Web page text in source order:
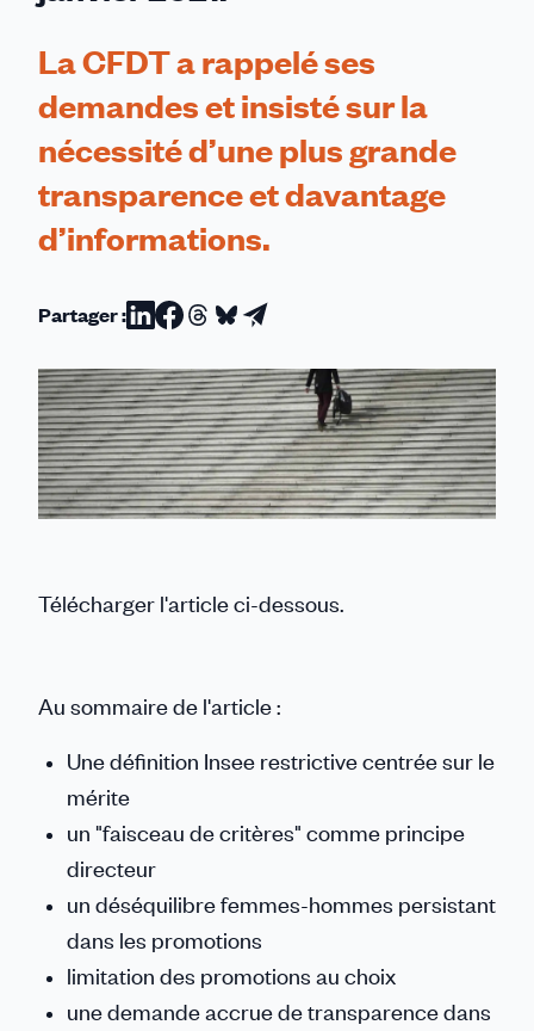
La CFDT a rappelé ses
demandes et insisté sur la
nécessité d’une plus grande
transparence et davantage
d’informations.
Partager :Partager
sur
Linkedin
Partager
sur
Facebook
Partager
sur
Threads
Partager
sur
Bluesky
Partager
par
email
Télécharger l'article ci-dessous.
Au sommaire de l'article :
Une définition Insee restrictive centrée sur le
mérite
un "faisceau de critères" comme principe
directeur
un déséquilibre femmes-hommes persistant
dans les promotions
limitation des promotions au choix
une demande accrue de transparence dans